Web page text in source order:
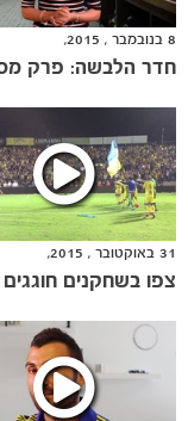
הקבוצות
8 בנובמבר , 2015,
חדר הלבשה: פרק
31 באוקטובר , 2015,